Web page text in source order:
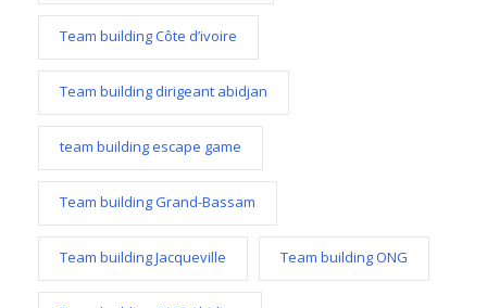
Team building Côte d’ivoire
Team building dirigeant abidjan
team building escape game
Team building Grand-Bassam
Team building Jacqueville Team building ONG